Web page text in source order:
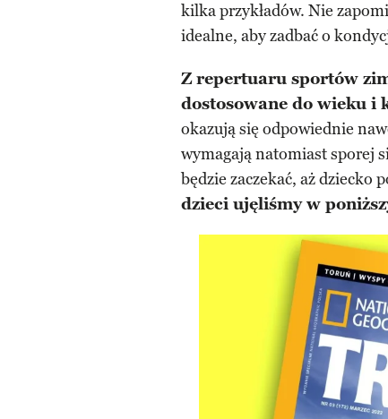
kilka przykładów. Nie
idealne, aby zadbać o
Z repertuaru sportów
dostosowane do wieku i
okazują się odpowiednie
wymagają natomiast sporej
będzie zaczekać, aż dziecko
dzieci ujęliśmy w